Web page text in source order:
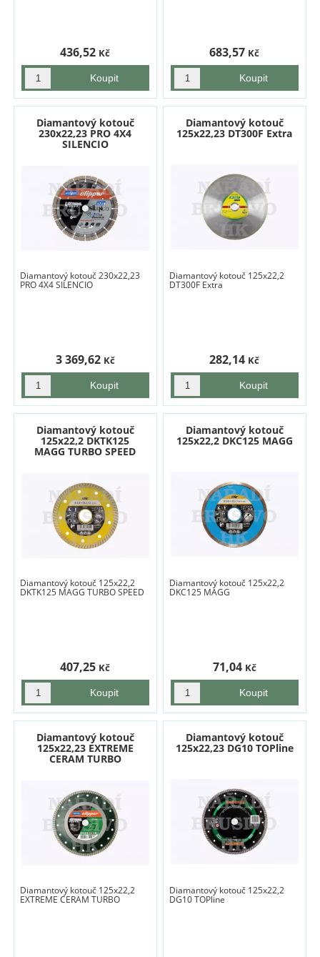
436,52 Kč 683,57 Kč
Diamantový kotouč
230x22,23 PRO 4X4
SILENCIO
Diamantový kotouč 230x22,23
PRO 4X4 SILENCIO
3 369,62 Kč
Diamantový kotouč
125x22,23 DT300F Extra
Diamantový kotouč 125x22,2
DT300F Extra
282,14 Kč
Diamantový kotouč
125x22,2 DKTK125
MAGG TURBO SPEED
Diamantový kotouč 125x22,2
DKTK125 MAGG TURBO SPEED
407,25 Kč
Diamantový kotouč
125x22,2 DKC125 MAGG
Diamantový kotouč 125x22,2
DKC125 MAGG
71,04 Kč
Diamantový kotouč
125x22,23 EXTREME
CERAM TURBO
Diamantový kotouč 125x22,2
EXTREME CERAM TURBO
Diamantový kotouč
125x22,23 DG10 TOPline
Diamantový kotouč 125x22,2
DG10 TOPline